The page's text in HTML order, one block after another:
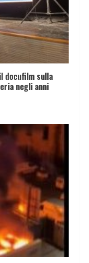
docufilm sulla
negli anni